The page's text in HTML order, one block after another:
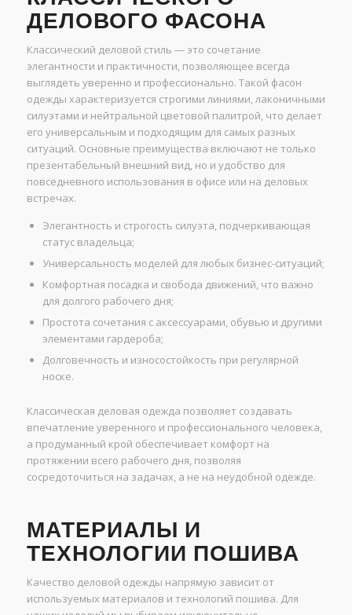
ДЕЛОВОГО ФАСОНА
Классический деловой стиль — это сочетание
элегантности и практичности, позволяющее всегда
выглядеть уверенно и профессионально. Такой фасон
одежды характеризуется строгими линиями, лаконичными
силуэтами и нейтральной цветовой палитрой, что делает
его универсальным и подходящим для самых разных
ситуаций. Основные преимущества включают не только
презентабельный внешний вид, но и удобство для
повседневного использования в офисе или на деловых
встречах.
Элегантность и строгость силуэта, подчеркивающая
статус владельца;
Универсальность моделей для любых бизнес-ситуаций;
Комфортная посадка и свобода движений, что важно
для долгого рабочего дня;
Простота сочетания с аксессуарами, обувью и другими
элементами гардероба;
Долговечность и износостойкость при регулярной
носке.
Классическая деловая одежда позволяет создавать
впечатление уверенного и профессионального человека,
а продуманный крой обеспечивает комфорт на
протяжении всего рабочего дня, позволяя
сосредоточиться на задачах, а не на неудобной одежде.
МАТЕРИАЛЫ И
ТЕХНОЛОГИИ ПОШИВА
Качество деловой одежды напрямую зависит от
используемых материалов и технологий пошива. Для